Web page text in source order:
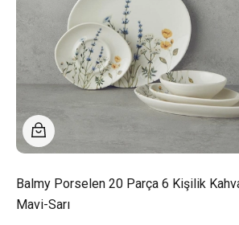
Balmy Porselen 20 Parça 6 Kişilik
Mavi-Sarı